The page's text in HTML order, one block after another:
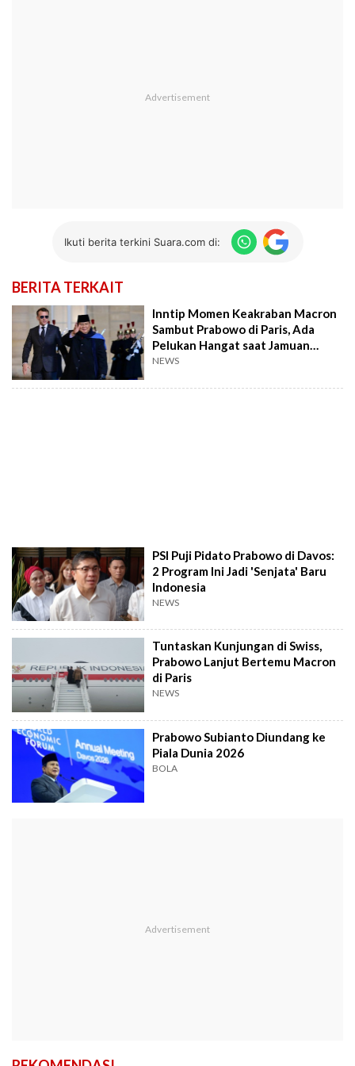
Ikuti berita terkini Suara.com di:
BERITA TERKAIT
Inntip Momen Keakraban Macron
Sambut Prabowo di Paris, Ada
Pelukan Hangat saat Jamuan
Pribadi
NEWS
PSI Puji Pidato Prabowo di Davos:
2 Program Ini Jadi 'Senjata' Baru
Indonesia
NEWS
Tuntaskan Kunjungan di Swiss,
Prabowo Lanjut Bertemu Macron
di Paris
NEWS
Prabowo Subianto Diundang ke
Piala Dunia 2026
BOLA